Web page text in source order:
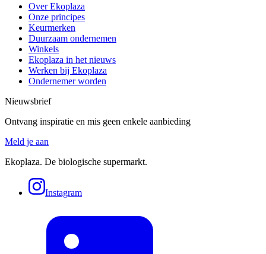
Over Ekoplaza
Onze principes
Keurmerken
Duurzaam ondernemen
Winkels
Ekoplaza in het nieuws
Werken bij Ekoplaza
Ondernemer worden
Nieuwsbrief
Ontvang inspiratie en mis geen enkele aanbieding
Meld je aan
Ekoplaza. De biologische supermarkt.
Instagram